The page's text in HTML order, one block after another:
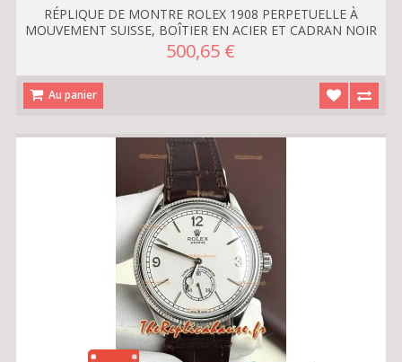
RÉPLIQUE DE MONTRE ROLEX 1908 PERPETUELLE À
MOUVEMENT SUISSE, BOÎTIER EN ACIER ET CADRAN NOIR
500,65 €
Au panier